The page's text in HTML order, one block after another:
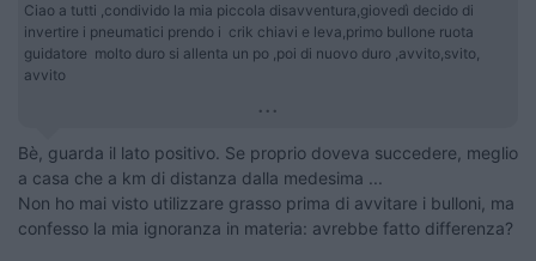
Ciao a tutti ,condivido la mia piccola disavventura,giovedì decido di
invertire i pneumatici prendo i crik chiavi e leva,primo bullone ruota
guidatore molto duro si allenta un po ,poi di nuovo duro ,avvito,svito,
avvito
...
Bè, guarda il lato positivo. Se proprio doveva succedere, meglio
a casa che a km di distanza dalla medesima ...
Non ho mai visto utilizzare grasso prima di avvitare i bulloni, ma
confesso la mia ignoranza in materia: avrebbe fatto differenza?